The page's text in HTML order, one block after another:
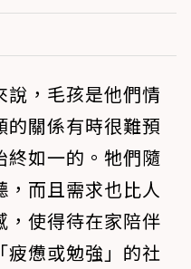
說，毛孩是他們情
的關係有時很難預
終如一的。牠們隨
，而且需求也比人
，使得待在家陪伴
疲憊或勉強」的社